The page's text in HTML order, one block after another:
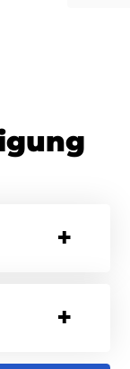
+
+